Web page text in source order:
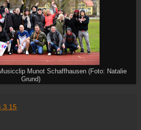
Munot Schaffhausen (Foto: Natalie
Grund)